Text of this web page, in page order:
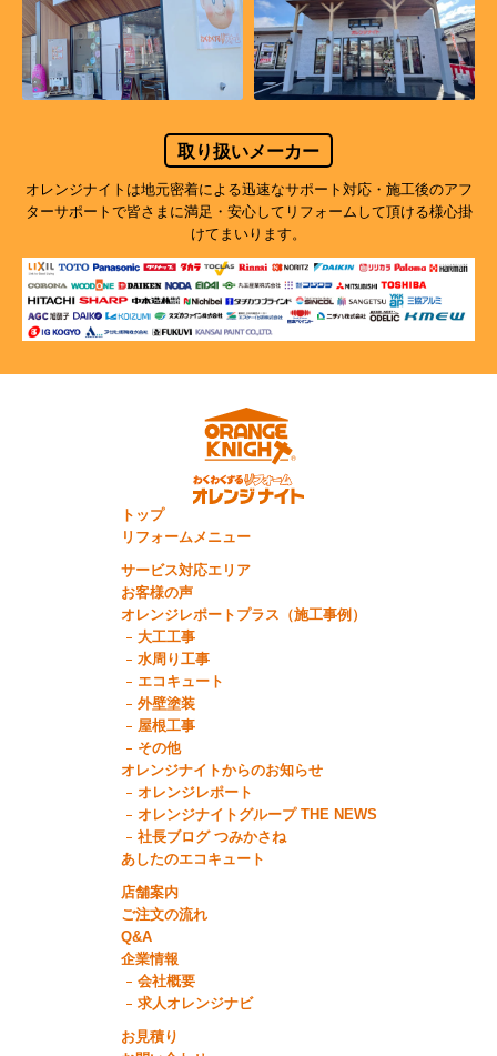
取り扱いメーカー
オレンジナイトは地元密着による迅速なサポート対応・施工後のアフ
ターサポートで皆さまに満足・安心してリフォームして頂ける様心掛
けてまいります。
トップ
リフォームメニュー
サービス対応エリア
お客様の声
オレンジレポートプラス（施工事例）
大工工事
水周り工事
エコキュート
外壁塗装
屋根工事
その他
オレンジナイトからのお知らせ
オレンジレポート
オレンジナイトグループ THE NEWS
社長ブログ つみかさね
あしたのエコキュート
店舗案内
ご注文の流れ
Q&A
企業情報
会社概要
求人オレンジナビ
お見積り